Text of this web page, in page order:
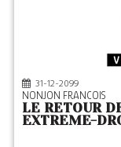
31-12-2099
NONJON FRANCOIS
LE RETOUR
EXTREME-